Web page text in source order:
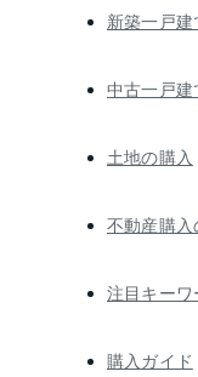
新築一戸建
中古一戸建
土地の購入
不動産購入
注目キー
購入ガイド